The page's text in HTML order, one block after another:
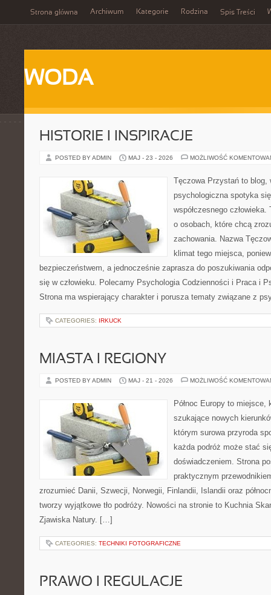
Strona główna Archiwum Kategorie Rodzina Spis Treści
WODA
HISTORIE I INSPIRACJE
POSTED BY ADMIN MAJ - 23 - 2026 MOŻLIWOŚĆ
Tęczowa Przystań to blog,
psychologiczna spotyka
współczesnego
o osobach, które chcą
zachowania. Nazwa
klimat tego miejsca,
bezpieczeństwem, a jednocześnie zaprasza do poszukiwania
się w człowieku. Polecamy Psychologia Codzienności i Praca i
Strona ma wspierający charakter i porusza tematy związane z
CATEGORIES: IRKUCK
MIASTA I REGIONY
POSTED BY ADMIN MAJ - 21 - 2026 MOŻLIWOŚĆ
Północ Europy to
szukające nowych
którym surowa przyroda
każda podróż może stać
doświadczeniem. Strona
praktycznym
zrozumieć Danii, Szwecji, Norwegii, Finlandii, Islandii oraz
tworzy wyjątkowe tło podróży. Nowości na stronie to Kuchnia
Zjawiska Natury. […]
CATEGORIES: TECHNIKI FOTOGRAFICZNE
PRAWO I REGULACJE